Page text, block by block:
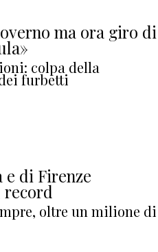
ma ora giro di
colpa della
furbetti
di Firenze
record
oltre un milione di